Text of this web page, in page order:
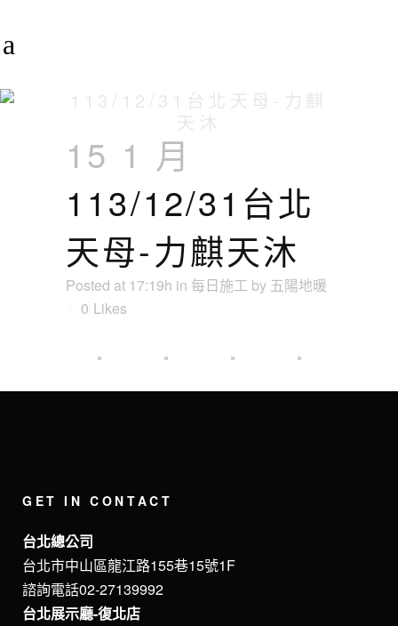
15 1 月
113/12/31台北
天母-力麒天沐
Posted at 17:19h in 每日施工 by 五陽地暖
0 Likes
GET IN CONTACT
台北總公司
台北市中山區龍江路155巷15號1F
諮詢電話02-27139992
台北展示廳-復北店